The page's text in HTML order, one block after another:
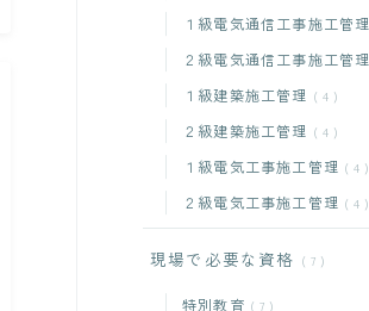
１級電気通信工事施工管理
２級電気通信工事施工管理
１級建築施工管理 4
２級建築施工管理 4
１級電気工事施工管理 4
２級電気工事施工管理 4
現場で必要な資格 7
特別教育 7